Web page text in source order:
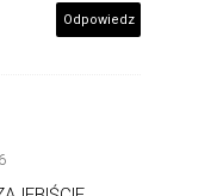
Odpowiedz